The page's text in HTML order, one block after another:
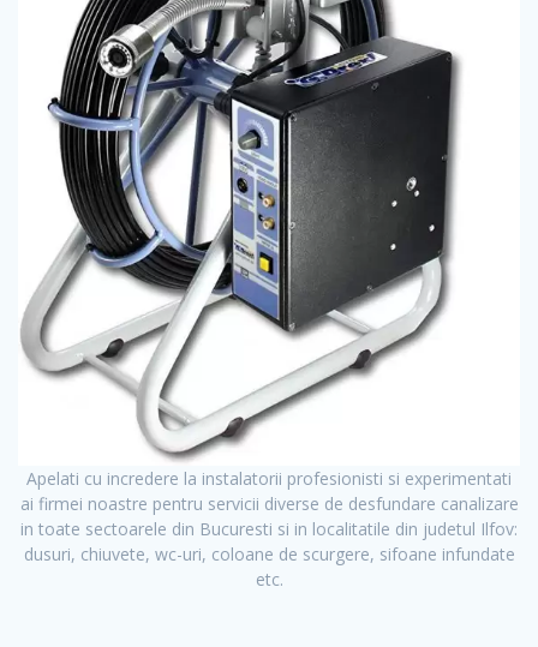
Apelati cu incredere la instalatorii profesionisti si experimentati
ai firmei noastre pentru servicii diverse de desfundare canalizare
in toate sectoarele din Bucuresti si in localitatile din judetul Ilfov:
dusuri, chiuvete, wc-uri, coloane de scurgere, sifoane infundate
etc.